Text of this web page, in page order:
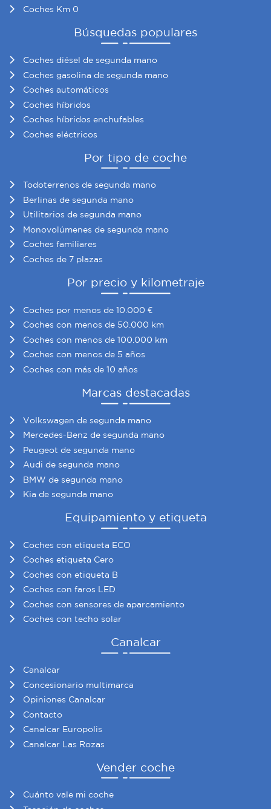
Coches Km 0
Búsquedas populares
Coches diésel de segunda mano
Coches gasolina de segunda mano
Coches automáticos
Coches híbridos
Coches híbridos enchufables
Coches eléctricos
Por tipo de coche
Todoterrenos de segunda mano
Berlinas de segunda mano
Utilitarios de segunda mano
Monovolúmenes de segunda mano
Coches familiares
Coches de 7 plazas
Por precio y kilometraje
Coches por menos de 10.000 €
Coches con menos de 50.000 km
Coches con menos de 100.000 km
Coches con menos de 5 años
Coches con más de 10 años
Marcas destacadas
Volkswagen de segunda mano
Mercedes-Benz de segunda mano
Peugeot de segunda mano
Audi de segunda mano
BMW de segunda mano
Kia de segunda mano
Equipamiento y etiqueta
Coches con etiqueta ECO
Coches etiqueta Cero
Coches con etiqueta B
Coches con faros LED
Coches con sensores de aparcamiento
Coches con techo solar
Canalcar
Canalcar
Concesionario multimarca
Opiniones Canalcar
Contacto
Canalcar Europolis
Canalcar Las Rozas
Vender coche
Cuánto vale mi coche